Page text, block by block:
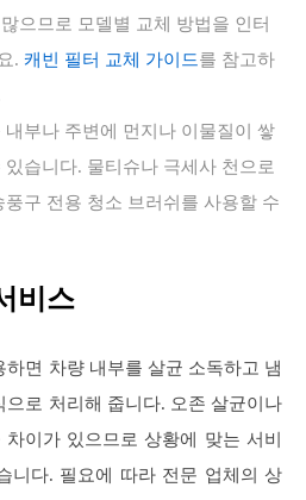
으므로 모델별 교체 방법을 인터
. 캐빈 필터 교체 가이드를 참고하
내부나 주변에 먼지나 이물질이 쌓
습니다. 물티슈나 극세사 천으로
구 전용 청소 브러쉬를 사용할 수
비스
면 차량 내부를 살균 소독하고 냄
로 처리해 줍니다. 오존 살균이나
이가 있으므로 상황에 맞는 서비
니다. 필요에 따라 전문 업체의 상